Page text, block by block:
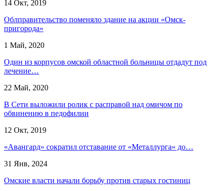
14 Окт, 2019
Облправительство поменяло здание на акции «Омск-
пригорода»
1 Май, 2020
Один из корпусов омской областной больницы отдадут под
лечение…
22 Май, 2020
В Сети выложили ролик с расправой над омичом по
обвинению в педофилии
12 Окт, 2019
«Авангард» сократил отставание от «Металлурга» до…
31 Янв, 2024
Омские власти начали борьбу против старых гостиниц